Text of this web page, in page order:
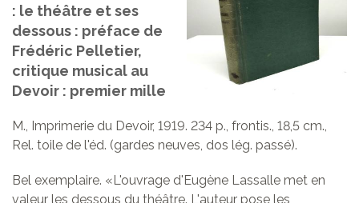
: le théâtre et ses
dessous : préface de
Frédéric Pelletier,
critique musical au
Devoir : premier mille
M., Imprimerie du Devoir, 1919. 234 p., frontis., 18,5 cm.,
Rel. toile de l'éd. (gardes neuves, dos lég. passé).
Bel exemplaire. «L'ouvrage d'Eugène Lassalle met en
valeur les dessous du théâtre. L'auteur pose les